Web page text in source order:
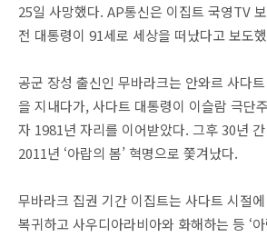
25일 사망했다. AP통신은 이집트 국영TV
전 대통령이 91세로 세상을 떠났다고 보도
공군 장성 출신인 무바라크는 안와르 사다
을 지내다가, 사다트 대통령이 이슬람 극단
자 1981년 자리를 이어받았다. 그후 30년
2011년 ‘아랍의 봄’ 혁명으로 쫓겨났다.
무바라크 집권 기간 이집트는 사다트 시절
복귀하고 사우디아라비아와 화해하는 등 ‘